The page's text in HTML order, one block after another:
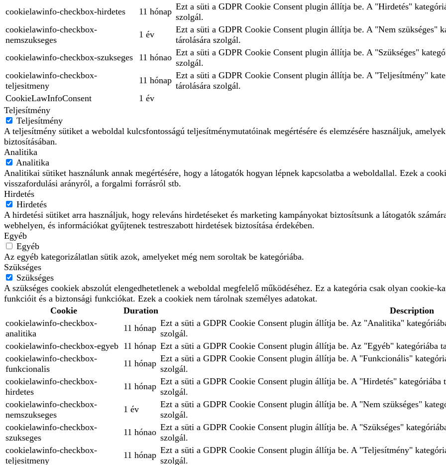
cookielawinfo-checkbox-hirdetes
11 hónap Ezt a süti a GDPR Cookie Consent plugin állítja be. A "Hirdetés"
szolgál.
cookielawinfo-checkbox-
nemszukseges
1 év
Ezt a süti a GDPR Cookie Consent plugin állítja be. A "Nem szükséges"
tárolására szolgál.
cookielawinfo-checkbox-szukseges
11 hónao Ezt a süti a GDPR Cookie Consent plugin állítja be. A "Szükséges"
szolgál.
cookielawinfo-checkbox-
teljesitmeny
11 hónap Ezt a süti a GDPR Cookie Consent plugin állítja be. A "Teljesítmény"
tárolására szolgál.
CookieLawInfoConsent
1 év
Teljesítmény
Teljesítmény
A teljesítmény sütiket a weboldal kulcsfontosságú teljesítménymutatóinak megértésére és elemzésére használjuk,
biztosításában.
Analitika
Analitika
Analitikai sütiket használunk annak megértésére, hogy a látogatók hogyan lépnek kapcsolatba a weboldallal. Ezek a
visszafordulási arányról, a forgalmi forrásról stb.
Hirdetés
Hirdetés
A hirdetési sütiket arra használjuk, hogy releváns hirdetéseket és marketing kampányokat biztosítsunk a látogatók
webhelyen, és információkat gyűjtenek testreszabott hirdetések biztosítása érdekében.
Egyéb
Egyéb
Az egyéb kategorizálatlan sütik azok, amelyeket még nem soroltak be kategóriába.
Szükséges
Szükséges
A szükséges cookiek abszolút elengedhetetlenek a weboldal megfelelő működéséhez. Ez a kategória csak olyan cookie-
funkcióit és a biztonsági funkciókat. Ezek a cookiek nem tárolnak személyes adatokat.
Cookie
Duration
Description
cookielawinfo-checkbox-
analitika
11 hónap Ezt a süti a GDPR Cookie Consent plugin állítja be. Az "Analitika"
szolgál.
cookielawinfo-checkbox-egyeb 11 hónap Ezt a süti a GDPR Cookie Consent plugin állítja be. Az "Egyéb" kategóriába
cookielawinfo-checkbox-
funkcionalis
11 hónap Ezt a süti a GDPR Cookie Consent plugin állítja be. A "Funkcionális"
szolgál.
cookielawinfo-checkbox-
hirdetes
11 hónap Ezt a süti a GDPR Cookie Consent plugin állítja be. A "Hirdetés" kategóriába
szolgál.
cookielawinfo-checkbox-
nemszukseges
1 év
Ezt a süti a GDPR Cookie Consent plugin állítja be. A "Nem szükséges"
szolgál.
cookielawinfo-checkbox-
szukseges
11 hónao Ezt a süti a GDPR Cookie Consent plugin állítja be. A "Szükséges"
szolgál.
cookielawinfo-checkbox-
teljesitmeny
11 hónap Ezt a süti a GDPR Cookie Consent plugin állítja be. A "Teljesítmény"
szolgál.